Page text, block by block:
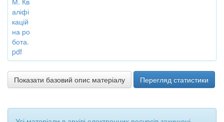
аліфі
кацій
на ро
бота.
pdf
Показати базовий опис матеріалу Перегляд статистики